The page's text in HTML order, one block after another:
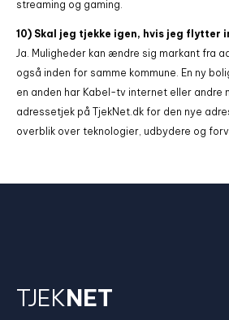
streaming og gaming.
10) Skal jeg tjekke igen, hvis jeg flytter
Ja. Muligheder kan ændre sig markant fra
også inden for samme kommune. En ny
en anden har Kabel-tv internet eller andre
adressetjek på TjekNet.dk for den nye
overblik over teknologier, udbydere og
TJEKNET